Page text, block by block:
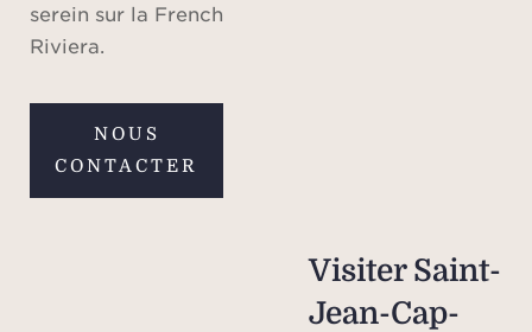
serein sur la French
Riviera.
NOUS
CONTACTER
Visiter Saint-
Jean-Cap-